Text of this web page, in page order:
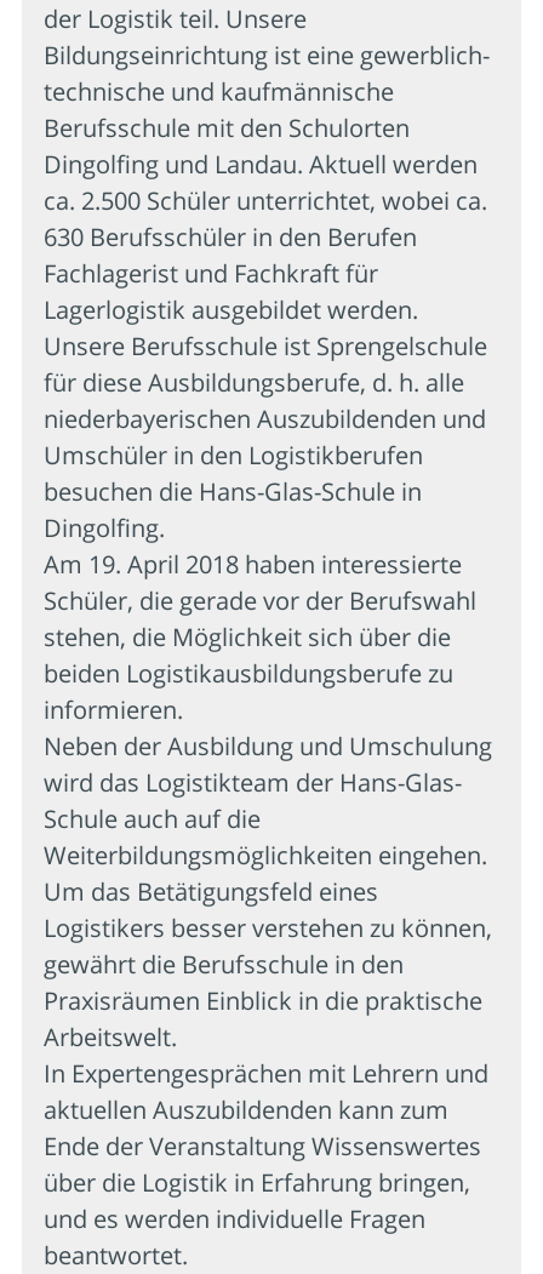
der Logistik teil. Unsere
Bildungseinrichtung ist eine gewerblich-
technische und kaufmännische
Berufsschule mit den Schulorten
Dingolfing und Landau. Aktuell werden
ca. 2.500 Schüler unterrichtet, wobei ca.
630 Berufsschüler in den Berufen
Fachlagerist und Fachkraft für
Lagerlogistik ausgebildet werden.
Unsere Berufsschule ist Sprengelschule
für diese Ausbildungsberufe, d. h. alle
niederbayerischen Auszubildenden und
Umschüler in den Logistikberufen
besuchen die Hans-Glas-Schule in
Dingolfing.
Am 19. April 2018 haben interessierte
Schüler, die gerade vor der Berufswahl
stehen, die Möglichkeit sich über die
beiden Logistikausbildungsberufe zu
informieren.
Neben der Ausbildung und Umschulung
wird das Logistikteam der Hans-Glas-
Schule auch auf die
Weiterbildungsmöglichkeiten eingehen.
Um das Betätigungsfeld eines
Logistikers besser verstehen zu können,
gewährt die Berufsschule in den
Praxisräumen Einblick in die praktische
Arbeitswelt.
In Expertengesprächen mit Lehrern und
aktuellen Auszubildenden kann zum
Ende der Veranstaltung Wissenswertes
über die Logistik in Erfahrung bringen,
und es werden individuelle Fragen
beantwortet.